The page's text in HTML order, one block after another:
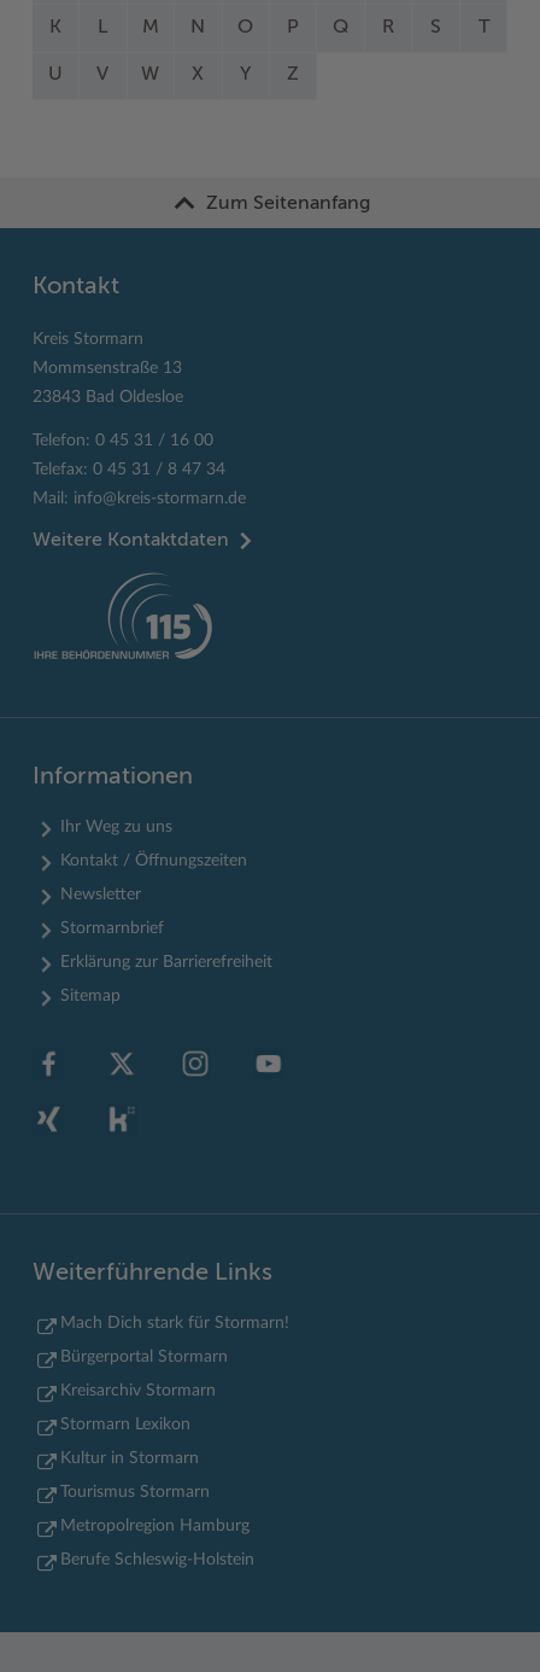
K L M N O P Q R S
U V W X Y Z
Zum Seitenanfang
Kontakt
Kreis Stormarn
Mommsenstraße 13
23843 Bad Oldesloe
Telefon: 0 45 31 / 16 00
Telefax: 0 45 31 / 8 47 34
Mail: info@kreis-stormarn.de
Weitere Kontaktdaten
Informationen
Ihr Weg zu uns
Kontakt / Öffnungszeiten
Newsletter
Stormarnbrief
Erklärung zur Barrierefreiheit
Sitemap
Weiterführende Links
Mach Dich stark für Stormarn!
Bürgerportal Stormarn
Kreisarchiv Stormarn
Stormarn Lexikon
Kultur in Stormarn
Tourismus Stormarn
Metropolregion Hamburg
Berufe Schleswig-Holstein